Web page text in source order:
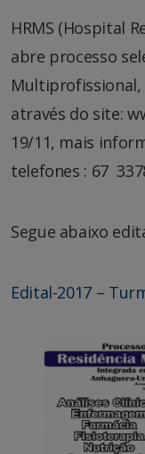
HRMS (Hospital
abre processo
Multiprofissional,
através do site:
19/11, mais
telefones : 67
Segue abaixo
Edital-2017 –